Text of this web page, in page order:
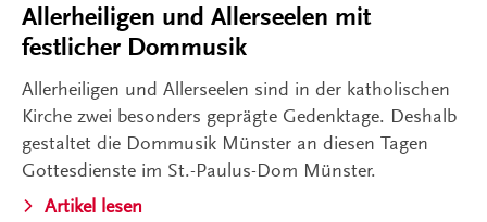
Allerheiligen und Allerseelen mit
festlicher Dommusik
Allerheiligen und Allerseelen sind in der katholischen
Kirche zwei besonders geprägte Gedenktage. Deshalb
gestaltet die Dommusik Münster an diesen Tagen
Gottesdienste im St.-Paulus-Dom Münster.
Artikel lesen